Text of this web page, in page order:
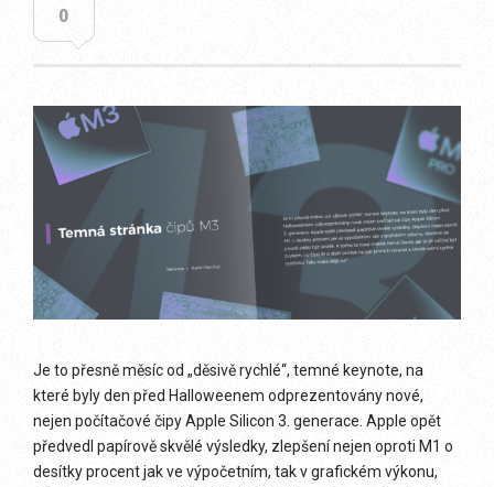
0
Je to přesně měsíc od „děsivě rychlé“, temné keynote, na
které byly den před Halloweenem odprezentovány nové,
nejen počítačové čipy Apple Silicon 3. generace. Apple opět
předvedl papírově skvělé výsledky, zlepšení nejen oproti M1 o
desítky procent jak ve výpočetním, tak v grafickém výkonu,